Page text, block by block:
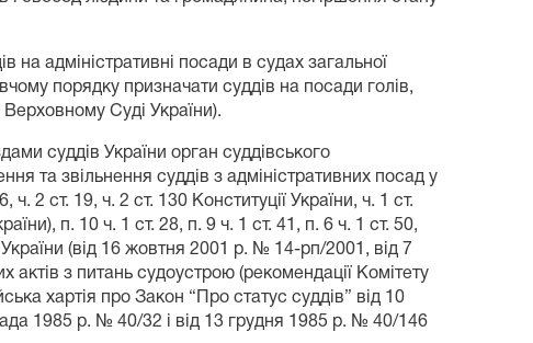
адміністративні посади в судах загальної
порядку призначати суддів на посади голів,
Верховному Суді України).
суддів України орган суддівського
та звільнення суддів з адміністративних посад у
2 ст. 19, ч. 2 ст. 130 Конституції України, ч. 1 ст.
п. 10 ч. 1 ст. 28, п. 9 ч. 1 ст. 41, п. 6 ч. 1 ст. 50,
(від 16 жовтня 2001 р. № 14-рп/2001, від 7
з питань судоустрою (рекомендації Комітету
хартія про Закон “Про статус суддів” від 10
1985 р. № 40/32 і від 13 грудня 1985 р. № 40/146